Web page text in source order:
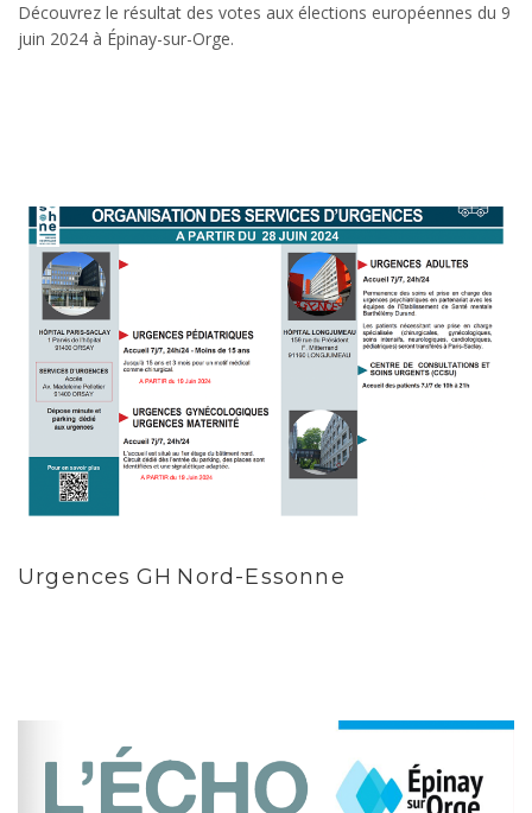
Découvrez le résultat des votes aux élections européennes du 9
juin 2024 à Épinay-sur-Orge.
Urgences GH Nord-Essonne